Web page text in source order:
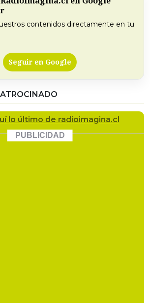
contenidos directamente en tu
Seguir en Google
lo último de radioimagina.cl